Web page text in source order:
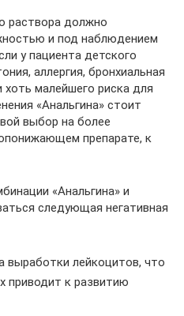
раствора должно
и под наблюдением
у пациента детского
аллергия, бронхиальная
малейшего риска для
«Анальгина» стоит
выбор на более
препарате, к
«Анальгина» и
следующая негативная
выработки лейкоцитов, что
приводит к развитию